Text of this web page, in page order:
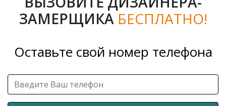
ЗАМЕРЩИКА БЕСПЛАТНО!
Оставьте свой номер телефона